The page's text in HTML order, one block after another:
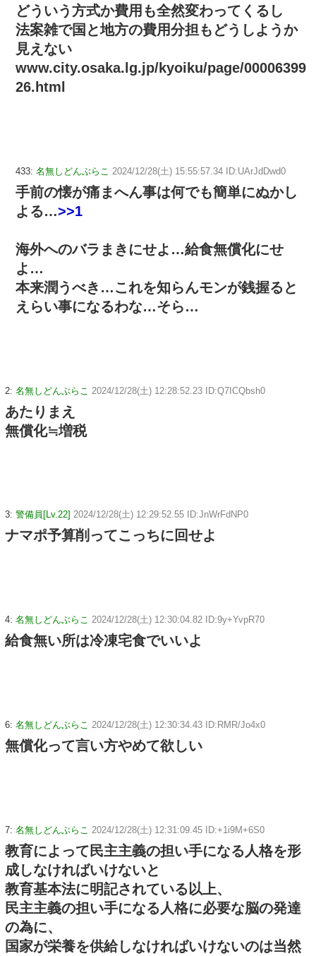
どういう方式か費用も全然変わってくるし
法案雑で国と地方の費用分担もどうしようか
見えない
www.city.osaka.lg.jp/kyoiku/page/00006399
26.html
433: 名無しどんぶらこ 2024/12/28(土) 15:55:57.34 ID:UArJdDwd0
手前の懐が痛まへん事は何でも簡単にぬかし
よる…>>1
海外へのバラまきにせよ…給食無償化にせ
よ…
本来潤うべき…これを知らんモンが銭握ると
えらい事になるわな…そら…
2: 名無しどんぶらこ 2024/12/28(土) 12:28:52.23 ID:Q7ICQbsh0
あたりまえ
無償化≒増税
3: 警備員[Lv.22] 2024/12/28(土) 12:29:52.55 ID:JnWrFdNP0
ナマポ予算削ってこっちに回せよ
4: 名無しどんぶらこ 2024/12/28(土) 12:30:04.82 ID:9y+YvpR70
給食無い所は冷凍宅食でいいよ
6: 名無しどんぶらこ 2024/12/28(土) 12:30:34.43 ID:RMR/Jo4x0
無償化って言い方やめて欲しい
7: 名無しどんぶらこ 2024/12/28(土) 12:31:09.45 ID:+1i9M+6S0
教育によって民主主義の担い手になる人格を形
成しなければいけないと
教育基本法に明記されている以上、
民主主義の担い手になる人格に必要な脳の発達
の為に、
国家が栄養を供給しなければいけないのは当然